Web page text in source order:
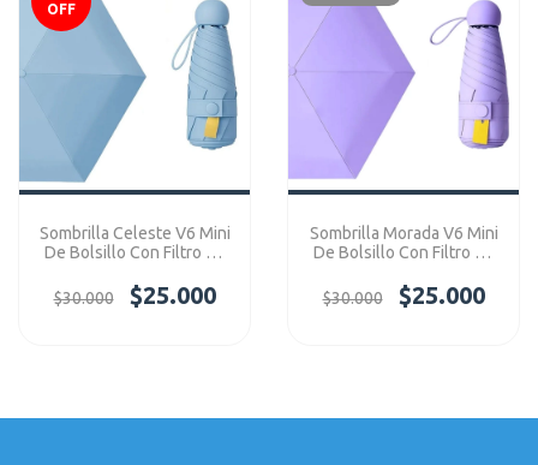
OFF
Sombrilla Celeste V6 Mini
De Bolsillo Con Filtro Uv
$30.000
$25.000
Sombrilla Morada V6 Mini
De Bolsillo Con Filtro Uv
$30.000
$25.000